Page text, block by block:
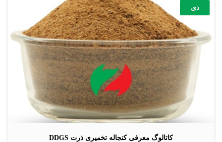
کاتالوگ معرفی کنجاله تخمیری ذرت DDGS
دی